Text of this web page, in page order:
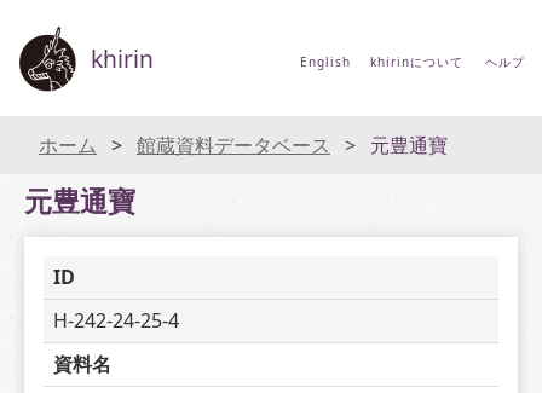
khirin English khirinについて ヘルプ
ホーム 館蔵資料データベース 元豊通寶
元豊通寶
ID
H-242-24-25-4
資料名